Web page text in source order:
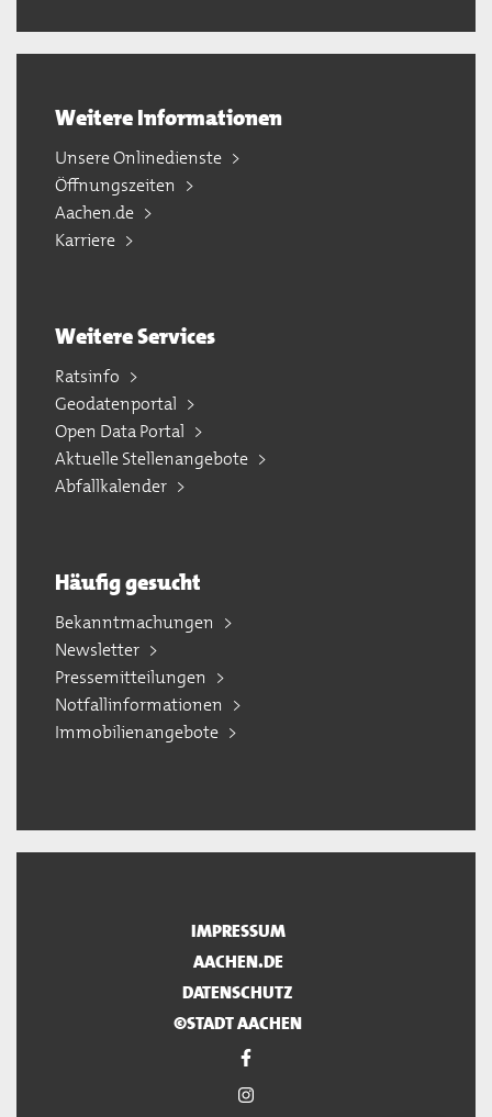
Weitere Informationen
Unsere Onlinedienste
Öffnungszeiten
Aachen.de
Karriere
Weitere Services
Ratsinfo
Geodatenportal
Open Data Portal
Aktuelle Stellenangebote
Abfallkalender
Häufig gesucht
Bekanntmachungen
Newsletter
Pressemitteilungen
Notfallinformationen
Immobilienangebote
IMPRESSUM
AACHEN.DE
DATENSCHUTZ
©STADT AACHEN